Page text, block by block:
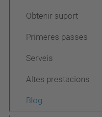
Obtenir suport
Primeres passes
Serveis
Altes prestacions
Blog